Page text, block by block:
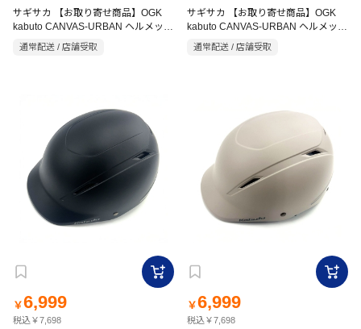
サギサカ 【お取り寄せ商品】OGK
kabuto CANVAS-URBAN ヘルメット
Cアーバン M-L 57-59cm マットブラ
ック
通常配送 / 店舗受取
サギサカ 【お取り寄せ商品】OGK
kabuto CANVAS-URBAN ヘルメット
Cアーバン M-L 57-59cm マットグレ
ー
通常配送 / 店舗受取
￥6,999
税込￥7,698
￥6,999
税込￥7,698